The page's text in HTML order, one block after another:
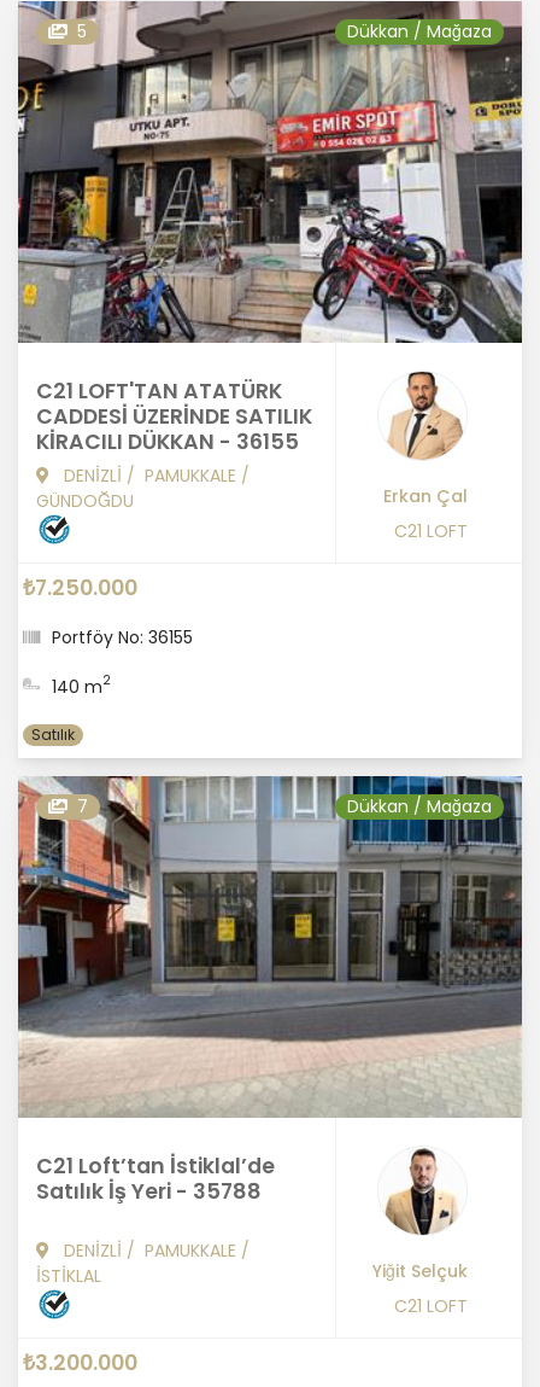
5 Dükkan / Mağaza
C21 LOFT'TAN ATATÜRK
CADDESİ ÜZERİNDE SATILIK
KİRACILI DÜKKAN - 36155
DENİZLİ / PAMUKKALE /
GÜNDOĞDU
Erkan Çal
C21 LOFT
₺7.250.000
Portföy No: 36155
140 m2
Satılık
7 Dükkan / Mağaza
C21 Loft’tan İstiklal’de
Satılık İş Yeri - 35788
DENİZLİ / PAMUKKALE /
İSTİKLAL
Yiğit Selçuk
C21 LOFT
₺3.200.000